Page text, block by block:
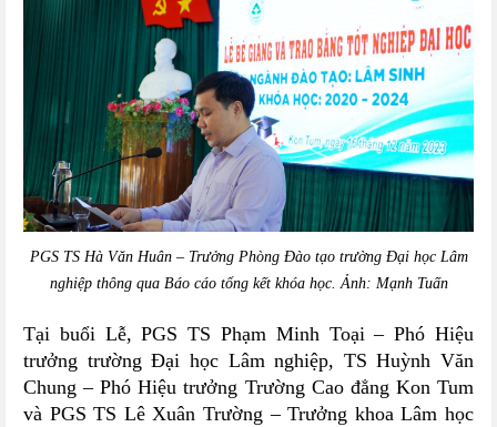
PGS TS Hà Văn Huân – Trưởng Phòng Đào tạo trường Đại học Lâm
nghiệp thông qua Báo cáo tổng kết khóa học. Ảnh: Mạnh Tuấn
Tại buổi Lễ, PGS TS Phạm Minh Toại – Phó Hiệu
trưởng trường Đại học Lâm nghiệp, TS Huỳnh Văn
Chung – Phó Hiệu trưởng Trường Cao đẳng Kon Tum
và PGS TS Lê Xuân Trường – Trưởng khoa Lâm học